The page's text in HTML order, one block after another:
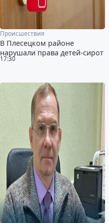
17:30
Происшествия
В Плесецком районе
нарушали права детей-сирот